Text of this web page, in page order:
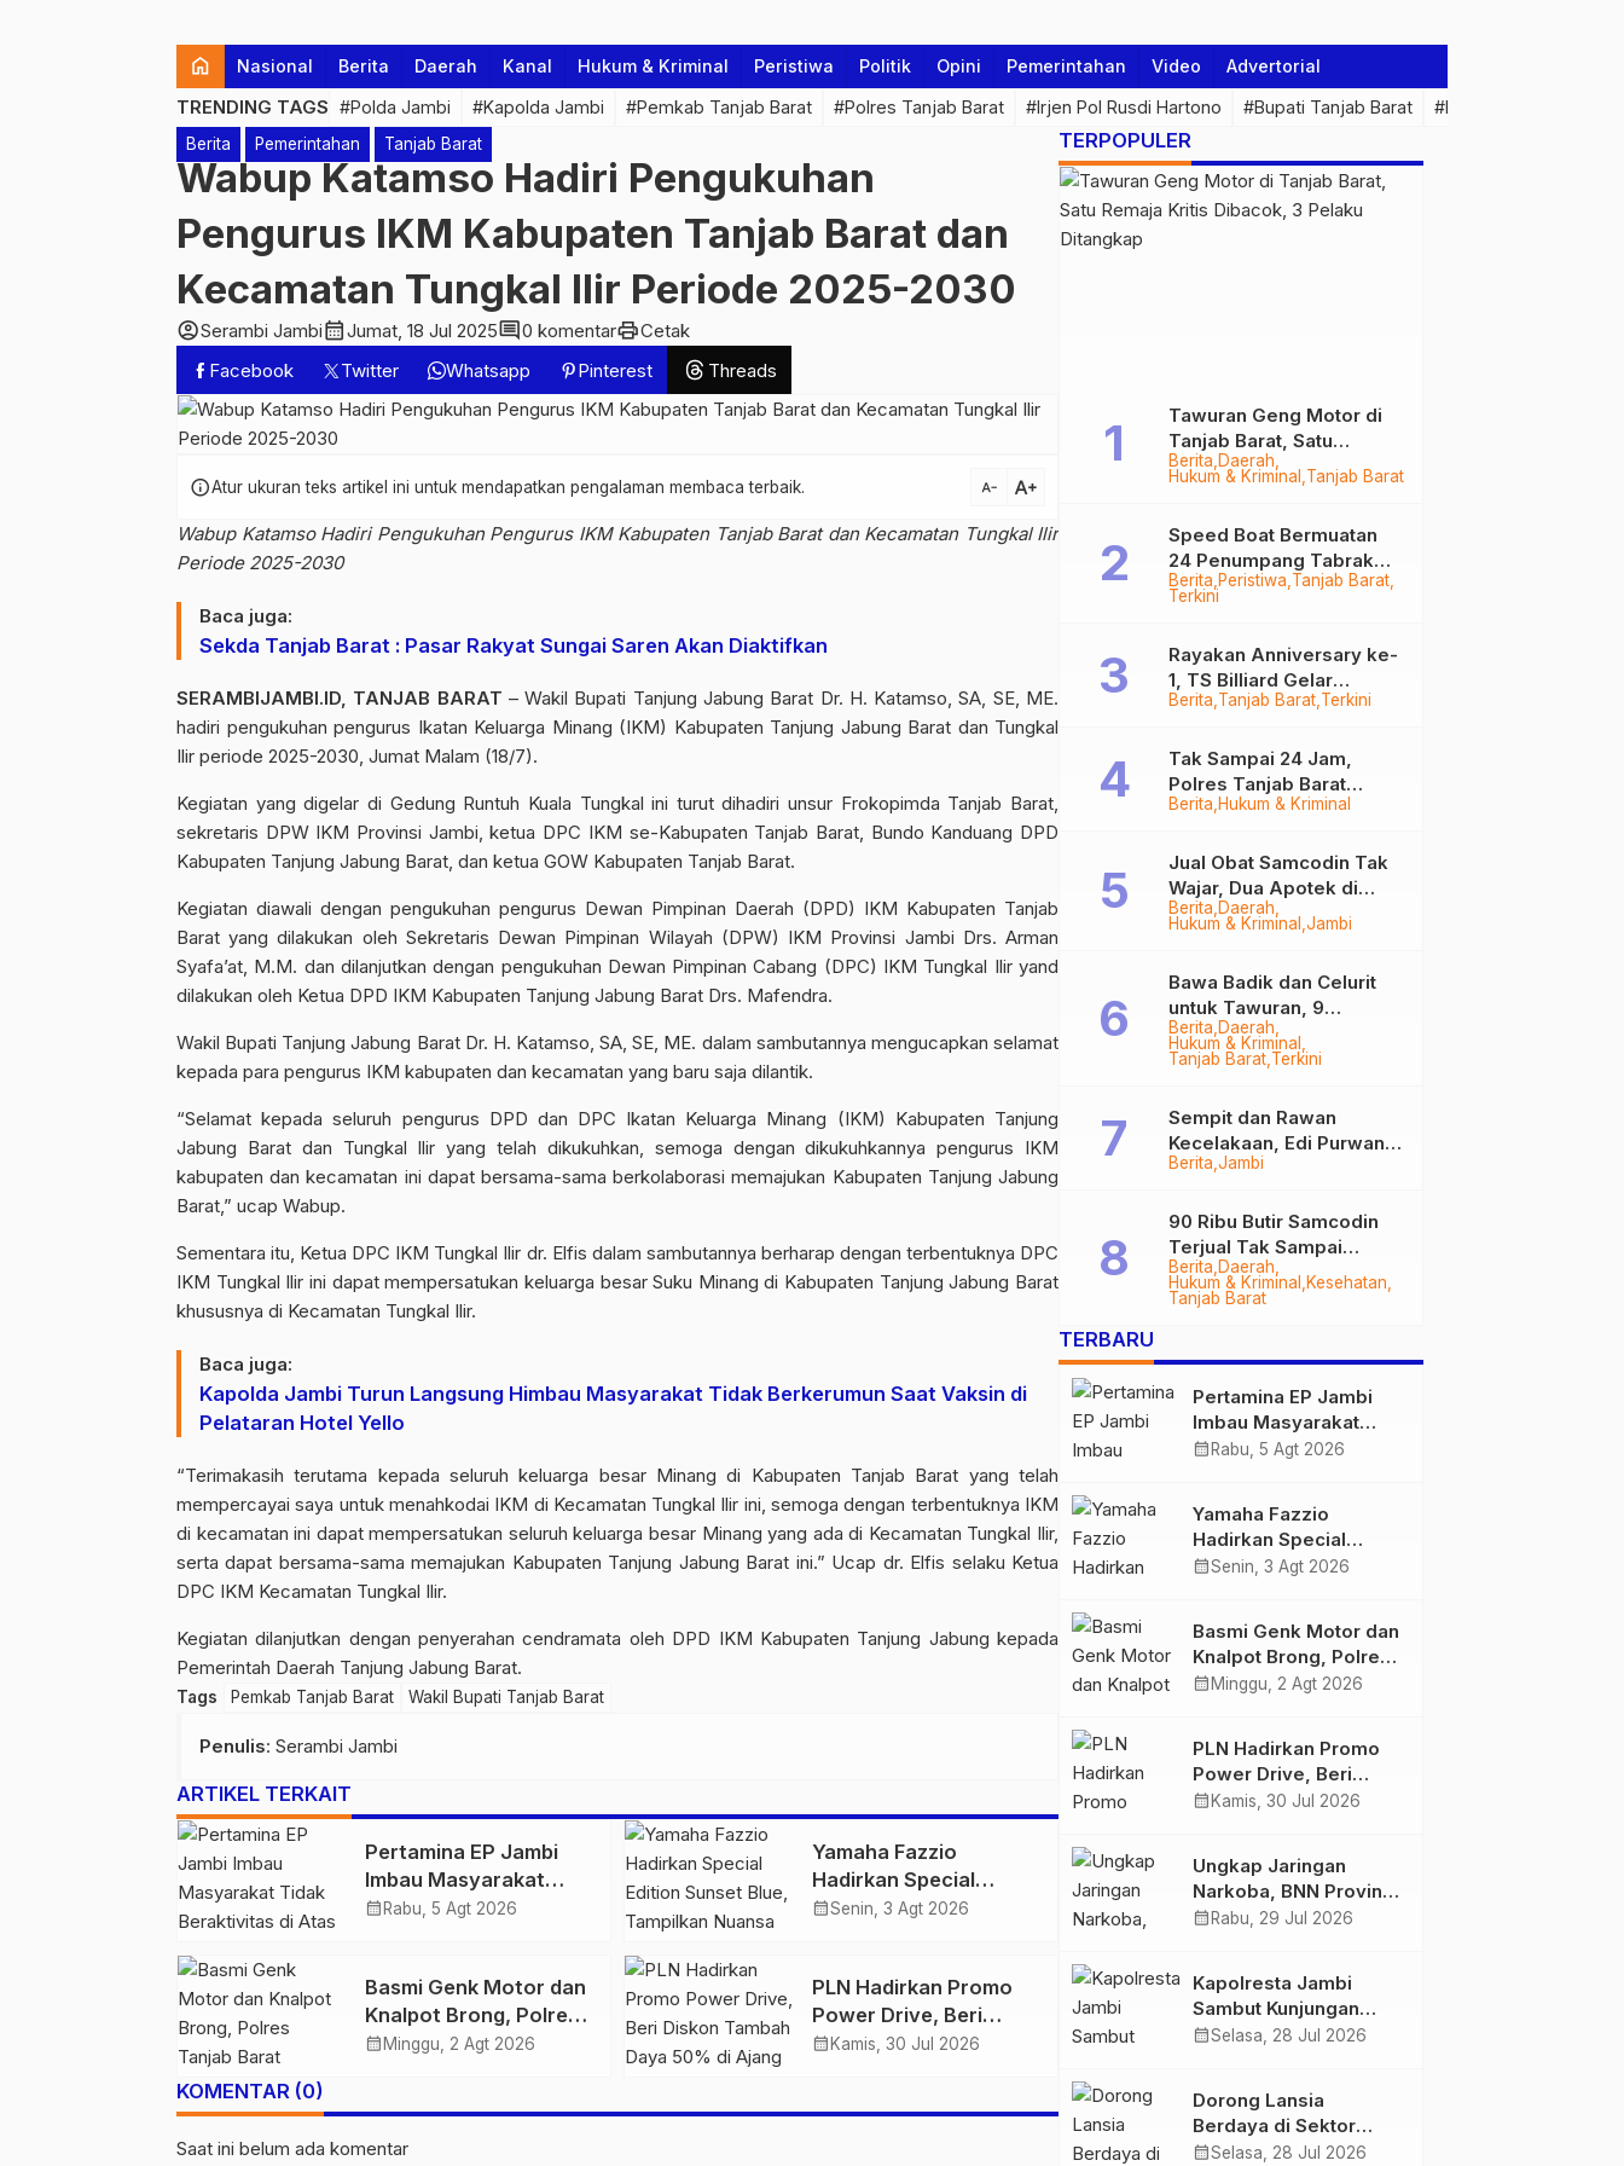
home Nasional Berita Daerah Kanal Hukum & Kriminal Peristiwa Politik Opini Pemerintahan Video Advertorial
TRENDING TAGS #Polda Jambi #Kapolda Jambi #Pemkab Tanjab Barat #Polres Tanjab Barat #Irjen Pol Rusdi Hartono #Bupati Tanjab Barat #Pemprov Jambi
Berita Pemerintahan Tanjab Barat
Wabup Katamso Hadiri Pengukuhan
Pengurus IKM Kabupaten Tanjab Barat dan
Kecamatan Tungkal Ilir Periode 2025-2030
account_circleSerambi Jambicalendar_monthJumat, 18 Jul 2025comment0 komentarprintCetak
Facebook
Twitter Whatsapp Pinterest Threads
infoAtur ukuran teks artikel ini untuk mendapatkan pengalaman membaca terbaik. text_decrease text_increase
Wabup Katamso Hadiri Pengukuhan Pengurus IKM Kabupaten Tanjab Barat dan Kecamatan Tungkal Ilir
Periode 2025-2030
Baca juga:
Sekda Tanjab Barat : Pasar Rakyat Sungai Saren Akan Diaktifkan
SERAMBIJAMBI.ID, TANJAB BARAT – Wakil Bupati Tanjung Jabung Barat Dr. H. Katamso, SA, SE, ME.
hadiri pengukuhan pengurus Ikatan Keluarga Minang (IKM) Kabupaten Tanjung Jabung Barat dan Tungkal
Ilir periode 2025-2030, Jumat Malam (18/7).
Kegiatan yang digelar di Gedung Runtuh Kuala Tungkal ini turut dihadiri unsur Frokopimda Tanjab Barat,
sekretaris DPW IKM Provinsi Jambi, ketua DPC IKM se-Kabupaten Tanjab Barat, Bundo Kanduang DPD
Kabupaten Tanjung Jabung Barat, dan ketua GOW Kabupaten Tanjab Barat.
Kegiatan diawali dengan pengukuhan pengurus Dewan Pimpinan Daerah (DPD) IKM Kabupaten Tanjab
Barat yang dilakukan oleh Sekretaris Dewan Pimpinan Wilayah (DPW) IKM Provinsi Jambi Drs. Arman
Syafa’at, M.M. dan dilanjutkan dengan pengukuhan Dewan Pimpinan Cabang (DPC) IKM Tungkal Ilir yand
dilakukan oleh Ketua DPD IKM Kabupaten Tanjung Jabung Barat Drs. Mafendra.
Wakil Bupati Tanjung Jabung Barat Dr. H. Katamso, SA, SE, ME. dalam sambutannya mengucapkan selamat
kepada para pengurus IKM kabupaten dan kecamatan yang baru saja dilantik.
“Selamat kepada seluruh pengurus DPD dan DPC Ikatan Keluarga Minang (IKM) Kabupaten Tanjung
Jabung Barat dan Tungkal Ilir yang telah dikukuhkan, semoga dengan dikukuhkannya pengurus IKM
kabupaten dan kecamatan ini dapat bersama-sama berkolaborasi memajukan Kabupaten Tanjung Jabung
Barat,” ucap Wabup.
Sementara itu, Ketua DPC IKM Tungkal Ilir dr. Elfis dalam sambutannya berharap dengan terbentuknya DPC
IKM Tungkal Ilir ini dapat mempersatukan keluarga besar Suku Minang di Kabupaten Tanjung Jabung Barat
khususnya di Kecamatan Tungkal Ilir.
Baca juga:
Kapolda Jambi Turun Langsung Himbau Masyarakat Tidak Berkerumun Saat Vaksin di
Pelataran Hotel Yello
“Terimakasih terutama kepada seluruh keluarga besar Minang di Kabupaten Tanjab Barat yang telah
mempercayai saya untuk menahkodai IKM di Kecamatan Tungkal Ilir ini, semoga dengan terbentuknya IKM
di kecamatan ini dapat mempersatukan seluruh keluarga besar Minang yang ada di Kecamatan Tungkal Ilir,
serta dapat bersama-sama memajukan Kabupaten Tanjung Jabung Barat ini.” Ucap dr. Elfis selaku Ketua
DPC IKM Kecamatan Tungkal Ilir.
Kegiatan dilanjutkan dengan penyerahan cendramata oleh DPD IKM Kabupaten Tanjung Jabung kepada
Pemerintah Daerah Tanjung Jabung Barat.
Tags Pemkab Tanjab Barat Wakil Bupati Tanjab Barat
Penulis: Serambi Jambi
ARTIKEL TERKAIT
Pertamina EP Jambi
Imbau Masyarakat
Tidak Beraktivitas di
Bersama
calendar_month Rabu, 5 Agt 2026
Yamaha Fazzio
Hadirkan Special
Edition Sunset Blue,
Semakin Skena
calendar_monthSenin, 3 Agt 2026
Basmi Genk Motor dan
Knalpot Brong, Polres
Tanjab Barat Amankan
calendar_month Minggu, 2 Agt 2026
PLN Hadirkan Promo
Power Drive, Beri
Diskon Tambah Daya
calendar_month Kamis, 30 Jul 2026
KOMENTAR (0)
Saat ini belum ada komentar
TERPOPULER
Berita Daerah
Hukum & Kriminal Tanjab Barat
Tawuran Geng Motor di
Tanjab Barat, Satu
Remaja Kritis Dibacok, 3
Pelaku Ditangkap
Berita Peristiwa Tanjab Barat
Terkini
Speed Boat Bermuatan
24 Penumpang Tabrak
Togok di Kuala Tungkal,
Berita Tanjab Barat Terkini
Rayakan Anniversary ke-
1, TS Billiard Gelar
Turnamen 9 Ball
Berita Hukum & Kriminal
Tak Sampai 24 Jam,
Polres Tanjab Barat
Ringkus Komplotan
Tungkal
Berita Daerah
Hukum & Kriminal Jambi
Jual Obat Samcodin Tak
Wajar, Dua Apotek di
Tanjab Barat Disegel
Berita Daerah
Hukum & Kriminal
Tanjab Barat Terkini
Bawa Badik dan Celurit
untuk Tawuran, 9
Anggota Geng Motor di
Tanjab Barat Diringkus
Berita Jambi
Sempit dan Rawan
Kecelakaan, Edi Purwanto
Targetkan Jalan Lintas
2028
Berita Daerah
Hukum & Kriminal
Kesehatan
Tanjab Barat
90 Ribu Butir Samcodin
Terjual Tak Sampai
Setahun, Indra Safari
Desak Audit Menyeluruh
TERBARU
Pertamina EP Jambi
Imbau Masyarakat
Tidak Beraktivitas di
Bersama
calendar_month Rabu, 5 Agt 2026
Yamaha Fazzio
Hadirkan Special
Edition Sunset Blue,
Semakin Skena
calendar_monthSenin, 3 Agt 2026
Basmi Genk Motor dan
Knalpot Brong, Polres
Tanjab Barat Amankan
calendar_month Minggu, 2 Agt 2026
PLN Hadirkan Promo
Power Drive, Beri
Diskon Tambah Daya
calendar_month Kamis, 30 Jul 2026
Ungkap Jaringan
Narkoba, BNN Provinsi
Jambi dan Bea Cukai
Butir Ekstasi dan 146
Gram Sabu
calendar_month Rabu, 29 Jul 2026
Kapolresta Jambi
Sambut Kunjungan
Ketua dan Pengurus
Kolaborasi
calendar_monthSelasa, 28 Jul 2026
Dorong Lansia
Berdaya di Sektor
Hijau, Pertamina EP
calendar_monthSelasa, 28 Jul 2026